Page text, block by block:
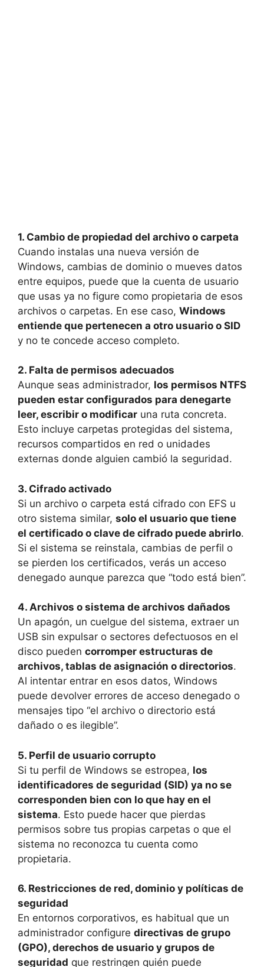
1. Cambio de propiedad del archivo o carpeta
Cuando instalas una nueva versión de
Windows, cambias de dominio o mueves datos
entre equipos, puede que la cuenta de usuario
que usas ya no figure como propietaria de esos
archivos o carpetas. En ese caso, Windows
entiende que pertenecen a otro usuario o SID
y no te concede acceso completo.
2. Falta de permisos adecuados
Aunque seas administrador, los permisos NTFS
pueden estar configurados para denegarte
leer, escribir o modificar una ruta concreta.
Esto incluye carpetas protegidas del sistema,
recursos compartidos en red o unidades
externas donde alguien cambió la seguridad.
3. Cifrado activado
Si un archivo o carpeta está cifrado con EFS u
otro sistema similar, solo el usuario que tiene
el certificado o clave de cifrado puede abrirlo.
Si el sistema se reinstala, cambias de perfil o
se pierden los certificados, verás un acceso
denegado aunque parezca que “todo está bien”.
4. Archivos o sistema de archivos dañados
Un apagón, un cuelgue del sistema, extraer un
USB sin expulsar o sectores defectuosos en el
disco pueden corromper estructuras de
archivos, tablas de asignación o directorios.
Al intentar entrar en esos datos, Windows
puede devolver errores de acceso denegado o
mensajes tipo “el archivo o directorio está
dañado o es ilegible”.
5. Perfil de usuario corrupto
Si tu perfil de Windows se estropea, los
identificadores de seguridad (SID) ya no se
corresponden bien con lo que hay en el
sistema. Esto puede hacer que pierdas
permisos sobre tus propias carpetas o que el
sistema no reconozca tu cuenta como
propietaria.
6. Restricciones de red, dominio y políticas de
seguridad
En entornos corporativos, es habitual que un
administrador configure directivas de grupo
(GPO), derechos de usuario y grupos de
seguridad que restringen quién puede